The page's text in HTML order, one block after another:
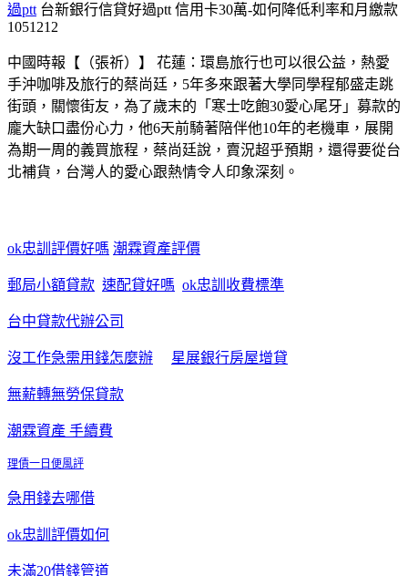
過ptt 台新銀行信貸好過ptt 信用卡30萬-如何降低利率和月繳款
1051212
中國時報【（張祈）】 花蓮：環島旅行也可以很公益，熱愛
手沖咖啡及旅行的蔡尚廷，5年多來跟著大學同學程郁盛走跳
街頭，關懷街友，為了歲末的「寒士吃飽30愛心尾牙」募款的
龐大缺口盡份心力，他6天前騎著陪伴他10年的老機車，展開
為期一周的義買旅程，蔡尚廷說，賣況超乎預期，還得要從台
北補貨，台灣人的愛心跟熱情令人印象深刻。
ok忠訓評價好嗎 潮霖資產評價
郵局小額貸款 速配貸好嗎 ok忠訓收費標準
台中貸款代辦公司
沒工作急需用錢怎麼辦 星展銀行房屋增貸
無薪轉無勞保貸款
潮霖資產 手續費
理債一日便風評
急用錢去哪借
ok忠訓評價如何
未滿20借錢管道